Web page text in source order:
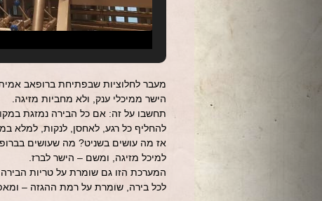
מעבר לחלוציות שבפתיחת ברופאב
הישר ממיכלי ענק, ולא מחביות מזיגה.
תחשבו על זה: אם כל הבירה נמזגת
להחליף כל רגע, לאחסן, לנקות, למלא
אז מה עושים בשניט? מה שעושים
למיכל מזיגה, ומשם – הישר לברז.
המערכת הזו גם שומרת על טריות
לכל בירה, שומרת על רמת ההגזה –